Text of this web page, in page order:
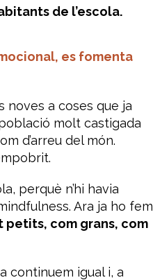
de l’escola.
es fomenta
noves a coses que ja
molt castigada
d’arreu del món.
perquè n’hi havia
. Ara ja ho fem
petits, com grans, com
continuem igual i, a